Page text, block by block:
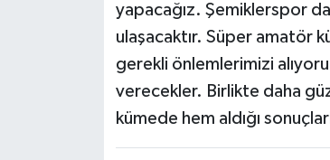
yapacağız. Şemiklerspor
ulaşacaktır. Süper amatör
gerekli önlemlerimizi
verecekler. Birlikte daha
kümede hem aldığı